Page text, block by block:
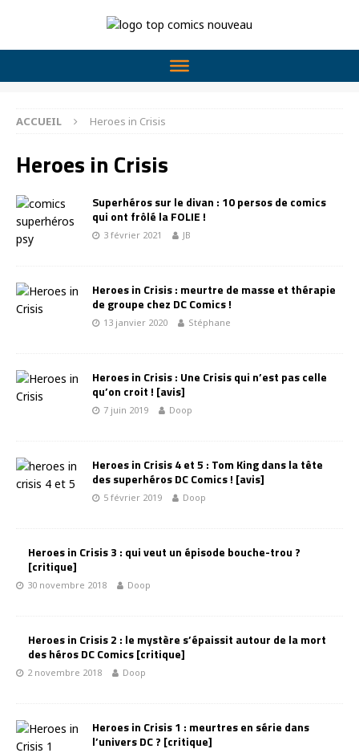
ACCUEIL Heroes in Crisis
Heroes in Crisis
Superhéros sur le divan : 10 persos de comics
qui ont frôlé la FOLIE !
3 février 2021 JB
Heroes in Crisis : meurtre de masse et thérapie
de groupe chez DC Comics !
13 janvier 2020 Stéphane
Heroes in Crisis : Une Crisis qui n’est pas celle
qu’on croit ! [avis]
7 juin 2019 Doop
Heroes in Crisis 4 et 5 : Tom King dans la tête
des superhéros DC Comics ! [avis]
5 février 2019 Doop
Heroes in Crisis 3 : qui veut un épisode bouche-trou ?
[critique]
30 novembre 2018 Doop
Heroes in Crisis 2 : le mystère s’épaissit autour de la mort
des héros DC Comics [critique]
2 novembre 2018 Doop
Heroes in Crisis 1 : meurtres en série dans
l’univers DC ? [critique]